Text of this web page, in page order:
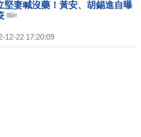
堅妻喊沒藥！黃安、胡錫進自曝
12-22 17:20:09